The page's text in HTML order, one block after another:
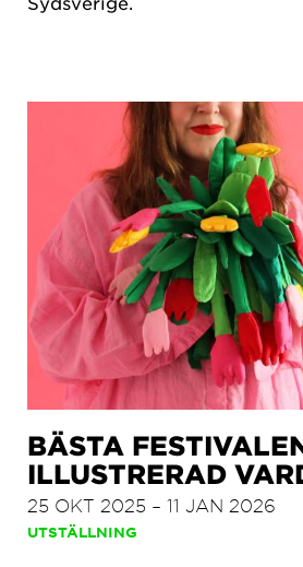
BÄSTA
ILLUSTRERAD
25 OKT 2025 – 11 JAN 2026
UTSTÄLLNING